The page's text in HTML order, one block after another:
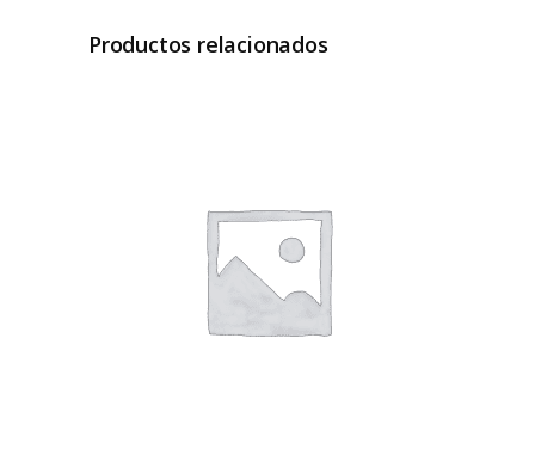
Productos relacionados